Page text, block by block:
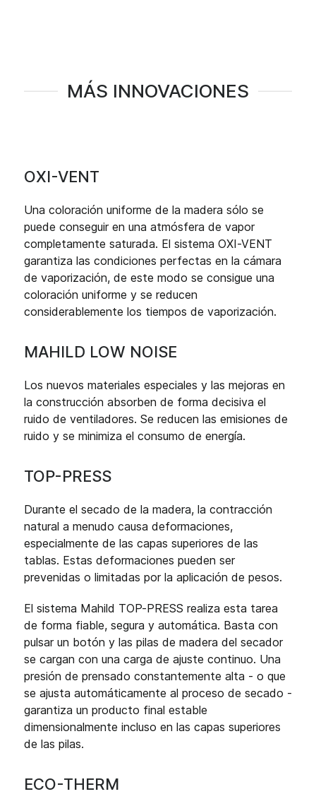
MÁS INNOVACIONES
OXI-VENT
Una coloración uniforme de la madera sólo se
puede conseguir en una atmósfera de vapor
completamente saturada. El sistema OXI-VENT
garantiza las condiciones perfectas en la cámara
de vaporización, de este modo se consigue una
coloración uniforme y se reducen
considerablemente los tiempos de vaporización.
MAHILD LOW NOISE
Los nuevos materiales especiales y las mejoras en
la construcción absorben de forma decisiva el
ruido de ventiladores. Se reducen las emisiones de
ruido y se minimiza el consumo de energía.
TOP-PRESS
Durante el secado de la madera, la contracción
natural a menudo causa deformaciones,
especialmente de las capas superiores de las
tablas. Estas deformaciones pueden ser
prevenidas o limitadas por la aplicación de pesos.
El sistema Mahild TOP-PRESS realiza esta tarea
de forma fiable, segura y automática. Basta con
pulsar un botón y las pilas de madera del secador
se cargan con una carga de ajuste continuo. Una
presión de prensado constantemente alta - o que
se ajusta automáticamente al proceso de secado -
garantiza un producto final estable
dimensionalmente incluso en las capas superiores
de las pilas.
ECO-THERM